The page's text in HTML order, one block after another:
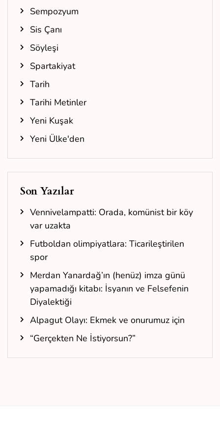
Sempozyum
Sis Çanı
Söyleşi
Spartakiyat
Tarih
Tarihi Metinler
Yeni Kuşak
Yeni Ülke'den
Son Yazılar
Vennivelampatti: Orada, komünist bir köy
var uzakta
Futboldan olimpiyatlara: Ticarileştirilen
spor
Merdan Yanardağ’ın (henüz) imza günü
yapamadığı kitabı: İsyanın ve Felsefenin
Diyalektiği
Alpagut Olayı: Ekmek ve onurumuz için
“Gerçekten Ne İstiyorsun?”